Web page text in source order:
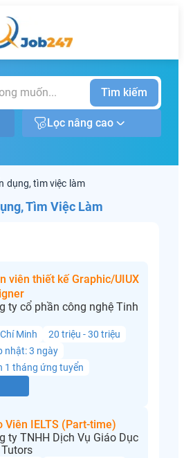
Tìm kiếm
Lọc nâng cao
dụng, tìm việc làm
Tìm Việc Làm
viên thiết kế Graphic/UIUX
ty cổ phần công nghệ Tinh
Minh
20 triệu - 30 triệu
nhật: 3 ngày
1 tháng ứng tuyển
Viên IELTS (Part-time)
ty TNHH Dịch Vụ Giáo Dục